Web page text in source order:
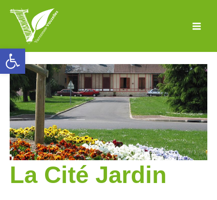
Ouvrir la barre d’outils
Aller
contenu
La Cité Jardin